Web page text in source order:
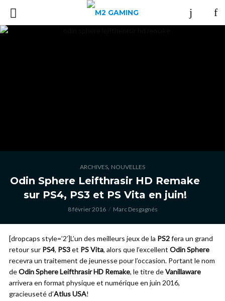
ARCHIVES, NOUVELLES
Odin Sphere Leifthrasir HD Remake
sur PS4, PS3 et PS Vita en juin!
8 février 2016 Marc Desgagnés
[dropcaps style=’2′]L’un des meilleurs jeux de la PS2fera un grand
retour sur PS4, PS3et PS Vita, alors que l’excellent Odin Sphere
recevra un traitement de jeunesse pour l’occasion. Portant le nom
deOdin Sphere Leifthrasir HD Remake, le titre deVanillaware
arrivera en format physique et numérique en juin 2016,
gracieuseté d’Atlus USA!